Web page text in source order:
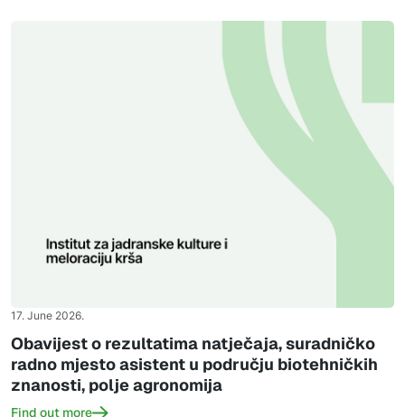
17. June 2026.
Obavijest o rezultatima natječaja, suradničko
radno mjesto asistent u području biotehničkih
znanosti, polje agronomija
Find out more